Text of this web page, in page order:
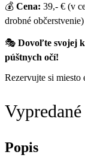
💰 Cena: 39,- € (v
drobné občerstvenie)
🎭 Dovoľte svojej
púštnych očí!
Rezervujte si miesto
Vypredané
Popis